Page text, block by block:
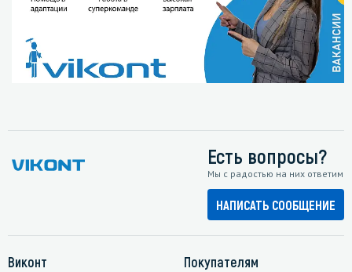
Есть вопросы?
Мы с радостью на них ответим
НАПИСАТЬ СООБЩЕНИЕ
Виконт Покупателям